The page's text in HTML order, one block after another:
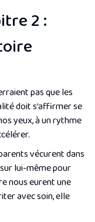
2 :
pas que les
doit s’affirmer se
yeux, à un rythme
vécurent dans
lui-même pour
nous eurent une
avec soin, elle